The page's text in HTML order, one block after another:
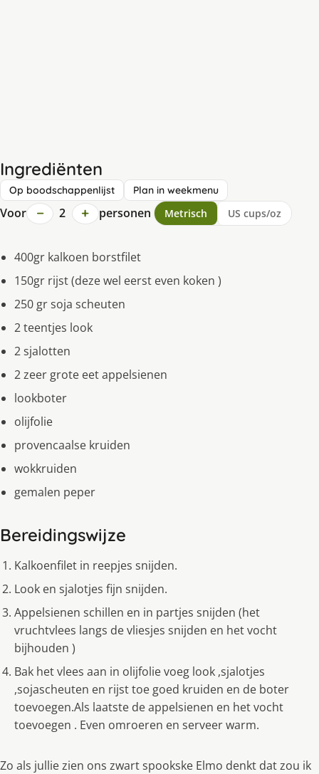
Ingrediënten
Op boodschappenlijst Plan in weekmenu
Voor − 2 + personen Metrisch US cups/oz
400gr kalkoen borstfilet
150gr rijst (deze wel eerst even koken )
250 gr soja scheuten
2 teentjes look
2 sjalotten
2 zeer grote eet appelsienen
lookboter
olijfolie
provencaalse kruiden
wokkruiden
gemalen peper
Bereidingswijze
Kalkoenfilet in reepjes snijden.
Look en sjalotjes fijn snijden.
Appelsienen schillen en in partjes snijden (het
vruchtvlees langs de vliesjes snijden en het vocht
bijhouden )
Bak het vlees aan in olijfolie voeg look ,sjalotjes
,sojascheuten en rijst toe goed kruiden en de boter
toevoegen.Als laatste de appelsienen en het vocht
toevoegen . Even omroeren en serveer warm.
Zo als jullie zien ons zwart spookske Elmo denkt dat zou ik